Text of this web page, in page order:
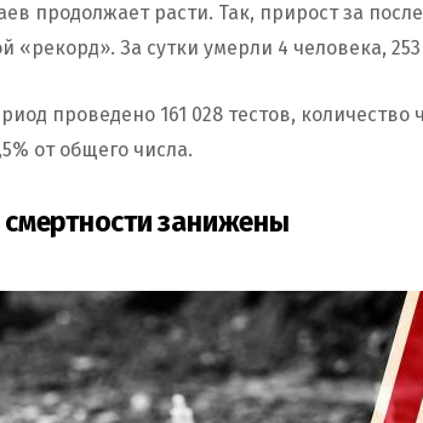
продолжает расти. Так, прирост за
«рекорд». За сутки умерли 4 человека,
проведено 161 028 тестов, количество
от общего числа.
занижены